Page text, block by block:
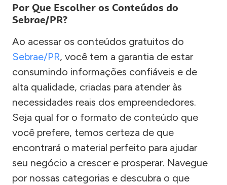
Por Que Escolher os Conteúdos do
Sebrae/PR?
Ao acessar os conteúdos gratuitos do
Sebrae/PR, você tem a garantia de estar
consumindo informações confiáveis e de
alta qualidade, criadas para atender às
necessidades reais dos empreendedores.
Seja qual for o formato de conteúdo que
você prefere, temos certeza de que
encontrará o material perfeito para ajudar
seu negócio a crescer e prosperar. Navegue
por nossas categorias e descubra o que